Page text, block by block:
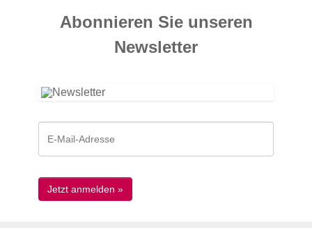
Abonnieren Sie unseren
News­letter